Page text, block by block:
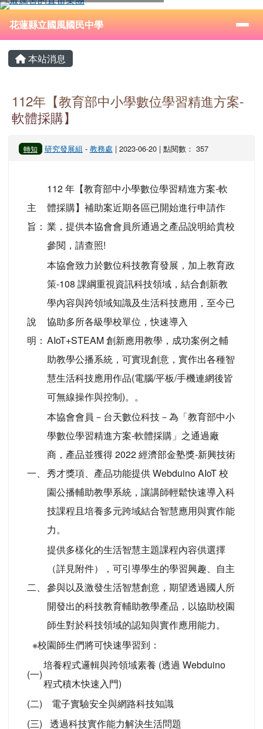
跳至主內容區
花蓮縣立國風國民中學
⏸
導覽列
花蓮縣立國風國民中學
主內容區域
本站消息
112年【教育部中小學數位學習精進方案-
軟體採購】
轉知 研究發展組 - 教務處 | 2023-06-20 | 點閱數： 357
主
旨：
112 年【教育部中小學數位學習精進方案-軟
體採購】補助案近期各區已開始進行申請作
業，提供本協會會員所通過之產品說明給貴校
參閱，請查照!
說
明：
本協會致力於數位科技教育發展，加上教育政
策-108 課綱重視資訊科技領域，結合創新教
學內容與跨領域知識及生活科技應用，至今已
協助多所各級學校單位，快速導入
AIoT+STEAM 創新應用教學，成功案例之輔
助教學公播系統，可實現創意，實作出各種智
慧生活科技應用作品(電腦/平板/手機連網後皆
可無線操作與控制)。。
一、
本協會會員－台天數位科技－為「教育部中小
學數位學習精進方案-軟體採購」之通過廠
商，產品並獲得 2022 經濟部金塾獎-新興技術
秀才獎項、產品功能提供 Webduino AIoT 校
園公播輔助教學系統，讓講師輕鬆快速導入科
技課程且培養多元跨域結合智慧應用與實作能
力。
二、
提供多樣化的生活智慧主題課程內容供選擇
（詳見附件），可引導學生的學習興趣、自主
參與以及激發生活智慧創意，期望透過國人所
開發出的科技教育輔助教學產品，以協助校園
師生對於科技領域的認知與實作應用能力。
※校園師生們將可快速學習到：
(一)
培養程式邏輯與跨領域素養 (透過 Webduino
程式積木快速入門)
(二)
電子實驗安全與網路科技知識
(三)
透過科技實作能力解決生活問題
頁尾區域